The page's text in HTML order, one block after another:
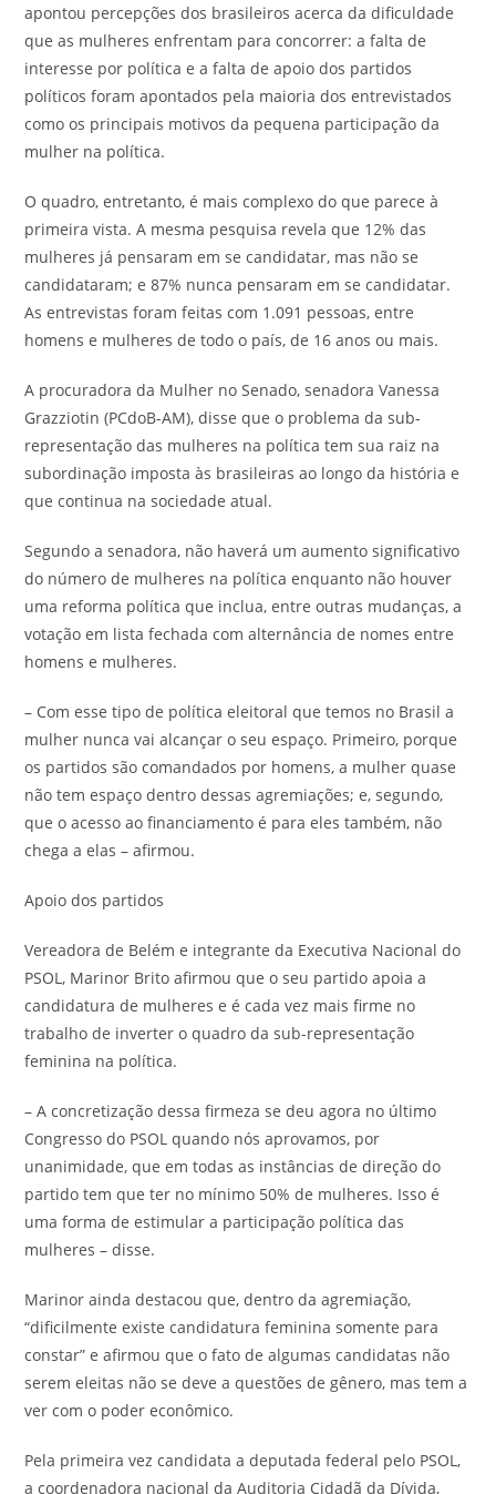
apontou percepções dos brasileiros acerca da dificuldade
que as mulheres enfrentam para concorrer: a falta de
interesse por política e a falta de apoio dos partidos
políticos foram apontados pela maioria dos entrevistados
como os principais motivos da pequena participação da
mulher na política.
O quadro, entretanto, é mais complexo do que parece à
primeira vista. A mesma pesquisa revela que 12% das
mulheres já pensaram em se candidatar, mas não se
candidataram; e 87% nunca pensaram em se candidatar.
As entrevistas foram feitas com 1.091 pessoas, entre
homens e mulheres de todo o país, de 16 anos ou mais.
A procuradora da Mulher no Senado, senadora Vanessa
Grazziotin (PCdoB-AM), disse que o problema da sub-
representação das mulheres na política tem sua raiz na
subordinação imposta às brasileiras ao longo da história e
que continua na sociedade atual.
Segundo a senadora, não haverá um aumento significativo
do número de mulheres na política enquanto não houver
uma reforma política que inclua, entre outras mudanças, a
votação em lista fechada com alternância de nomes entre
homens e mulheres.
– Com esse tipo de política eleitoral que temos no Brasil a
mulher nunca vai alcançar o seu espaço. Primeiro, porque
os partidos são comandados por homens, a mulher quase
não tem espaço dentro dessas agremiações; e, segundo,
que o acesso ao financiamento é para eles também, não
chega a elas – afirmou.
Apoio dos partidos
Vereadora de Belém e integrante da Executiva Nacional do
PSOL, Marinor Brito afirmou que o seu partido apoia a
candidatura de mulheres e é cada vez mais firme no
trabalho de inverter o quadro da sub-representação
feminina na política.
– A concretização dessa firmeza se deu agora no último
Congresso do PSOL quando nós aprovamos, por
unanimidade, que em todas as instâncias de direção do
partido tem que ter no mínimo 50% de mulheres. Isso é
uma forma de estimular a participação política das
mulheres – disse.
Marinor ainda destacou que, dentro da agremiação,
“dificilmente existe candidatura feminina somente para
constar” e afirmou que o fato de algumas candidatas não
serem eleitas não se deve a questões de gênero, mas tem a
ver com o poder econômico.
Pela primeira vez candidata a deputada federal pelo PSOL,
a coordenadora nacional da Auditoria Cidadã da Dívida,